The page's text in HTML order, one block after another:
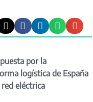
por la
logística de España
eléctrica